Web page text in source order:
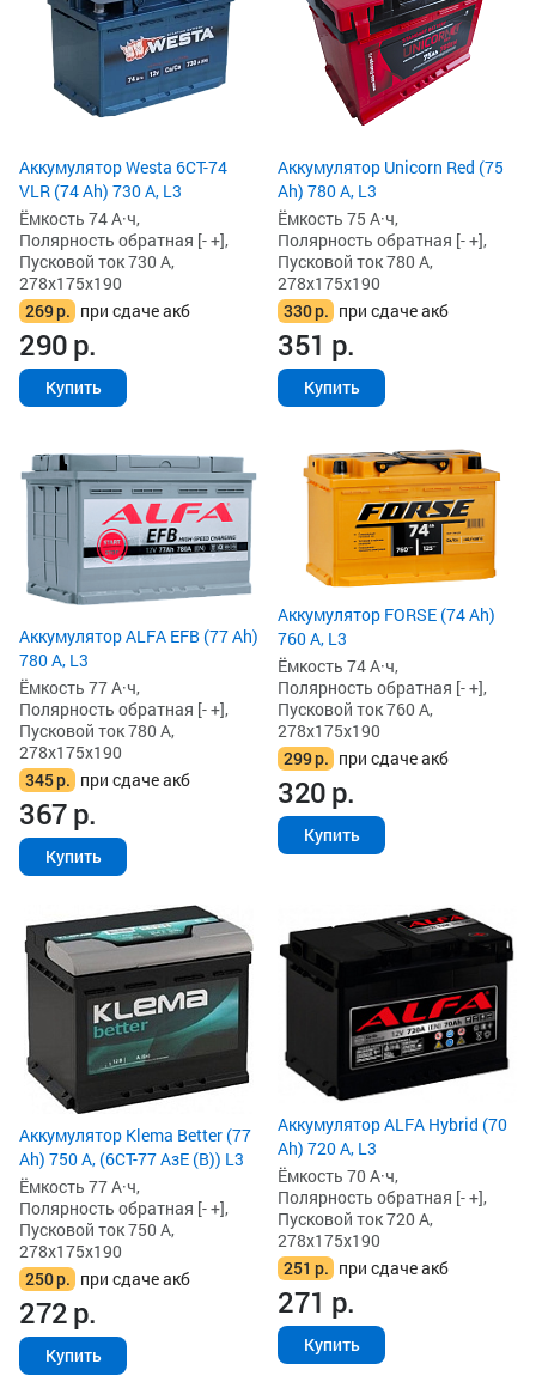
Аккумулятор Westa 6СТ-74
VLR (74 Ah) 730 А, L3
Ёмкость 74 А·ч,
Полярность обратная [- +],
Пусковой ток 730 А,
278x175x190
269р. при сдаче акб
290р.
Купить
Аккумулятор Unicorn Red (75
Ah) 780 А, L3
Ёмкость 75 А·ч,
Полярность обратная [- +],
Пусковой ток 780 А,
278x175x190
330р. при сдаче акб
351 р.
Купить
Аккумулятор ALFA EFB (77 Ah)
780 А, L3
Ёмкость 77 А·ч,
Полярность обратная [- +],
Пусковой ток 780 А,
278x175x190
345р. при сдаче акб
367р.
Купить
Аккумулятор FORSE (74 Ah)
760 А, L3
Ёмкость 74 А·ч,
Полярность обратная [- +],
Пусковой ток 760 А,
278x175x190
299р. при сдаче акб
320р.
Купить
Аккумулятор Klema Better (77
Ah) 750 А, (6СТ-77 АзЕ (B)) L3
Ёмкость 77 А·ч,
Полярность обратная [- +],
Пусковой ток 750 А,
278x175x190
250р. при сдаче акб
272р.
Купить
Аккумулятор ALFA Hybrid (70
Ah) 720 А, L3
Ёмкость 70 А·ч,
Полярность обратная [- +],
Пусковой ток 720 А,
278x175x190
251 р. при сдаче акб
271 р.
Купить